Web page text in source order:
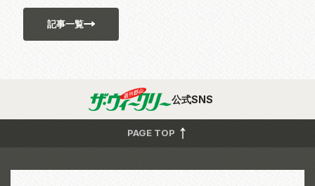
記事一覧
公式SNS
PAGE TOP